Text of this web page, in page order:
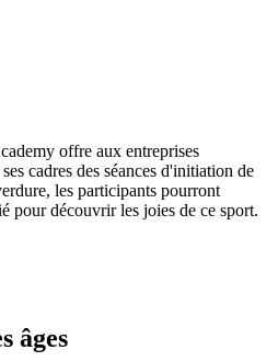
offre aux entreprises
cadres des séances d'initiation de
les participants pourront
pour découvrir les joies de ce sport.
âges